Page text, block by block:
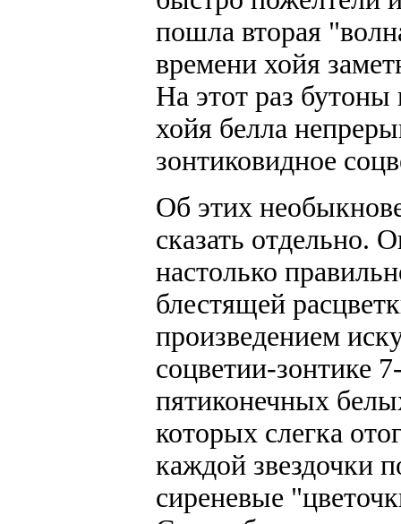
пошла вторая
времени хойя
На этот раз бутоны
хойя белла
зонтиковидное
Об этих
сказать отдельно.
настолько
блестящей
произведением
соцветии-зонтике
пятиконечных
которых слегка
каждой звездочки
сиреневые